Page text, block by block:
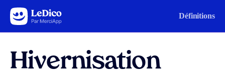
Aller au contenu Définitions
Hivernisation